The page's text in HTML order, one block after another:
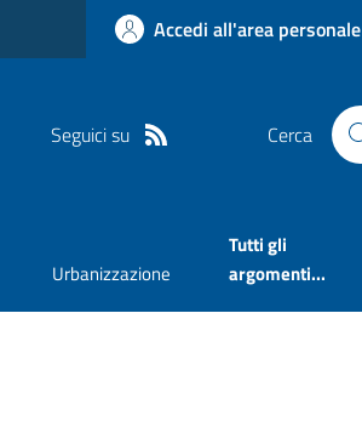
Accedi all'area personale
Seguici su Cerca
Urbanizzazione
Tutti gli
argomenti...